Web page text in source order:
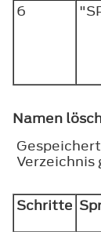
6
Namen
Verzeichnis
Schritte